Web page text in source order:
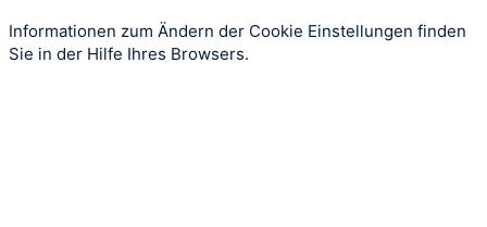
Informationen zum Ändern der Cookie Einstellungen finden
Sie in der Hilfe Ihres Browsers.